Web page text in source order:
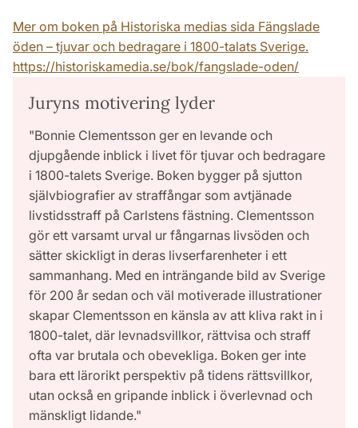
Mer om boken på Historiska medias sida Fängslade
öden – tjuvar och bedragare i 1800-talats Sverige.
https://historiskamedia.se/bok/fangslade-oden/
Juryns motivering lyder
"Bonnie Clementsson ger en levande och
djupgående inblick i livet för tjuvar och bedragare
i 1800-talets Sverige. Boken bygger på sjutton
självbiografier av straffångar som avtjänade
livstidsstraff på Carlstens fästning. Clementsson
gör ett varsamt urval ur fångarnas livsöden och
sätter skickligt in deras livserfarenheter i ett
sammanhang. Med en inträngande bild av Sverige
för 200 år sedan och väl motiverade illustrationer
skapar Clementsson en känsla av att kliva rakt in i
1800-talet, där levnadsvillkor, rättvisa och straff
ofta var brutala och obevekliga. Boken ger inte
bara ett lärorikt perspektiv på tidens rättsvillkor,
utan också en gripande inblick i överlevnad och
mänskligt lidande."